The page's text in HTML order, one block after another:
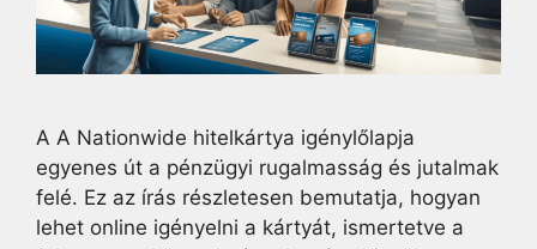
A A Nationwide hitelkártya igénylőlapja
egyenes út a pénzügyi rugalmasság és jutalmak
felé. Ez az írás részletesen bemutatja, hogyan
lehet online igényelni a kártyát, ismertetve a